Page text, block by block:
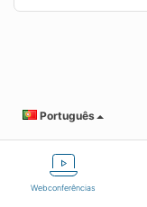
Webconferências
Português